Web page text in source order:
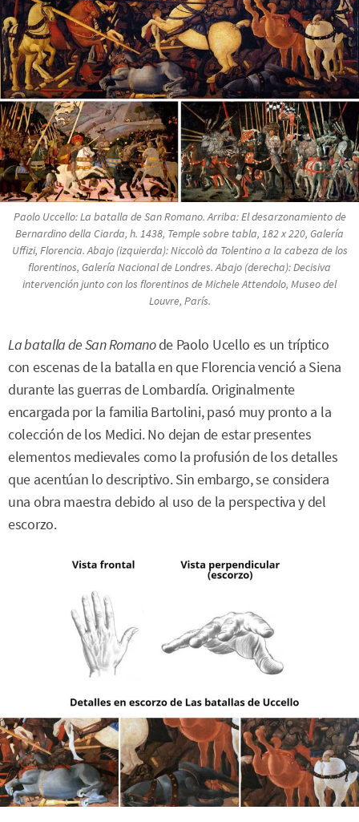
Paolo Uccello:La batalla de San Romano.Arriba:El desarzonamiento de
Bernardino della Ciarda, h. 1438, Temple sobre tabla, 182 x 220, Galería
Uffizi, Florencia. Abajo (izquierda):Niccolò da Tolentino a la cabeza de los
florentinos, Galería Nacional de Londres. Abajo (derecha):Decisiva
intervención junto con los florentinos de Michele Attendolo, Museo del
Louvre, París.
La batalla de San Romanode Paolo Ucello es un tríptico
con escenas de la batalla en que Florencia venció a Siena
durante las guerras de Lombardía. Originalmente
encargada por la familia Bartolini, pasó muy pronto a la
colección de los Medici. No dejan de estar presentes
elementos medievales como la profusión de los detalles
que acentúan lo descriptivo. Sin embargo, se considera
una obra maestra debido al uso de la perspectiva y del
escorzo.